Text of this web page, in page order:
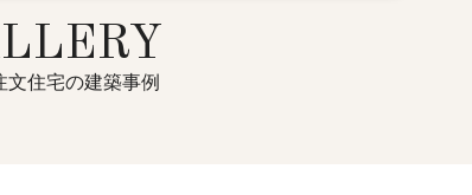
文住宅の建築事例